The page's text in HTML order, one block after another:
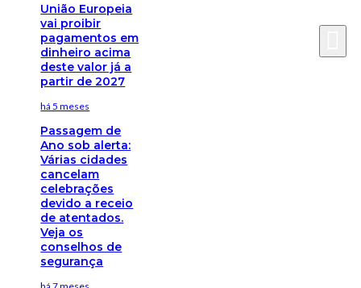
União Europeia
vai proibir
pagamentos em
dinheiro acima
deste valor já a
partir de 2027
há 5 meses
Passagem de
Ano sob alerta:
Várias cidades
cancelam
celebrações
devido a receio
de atentados.
Veja os
conselhos de
segurança